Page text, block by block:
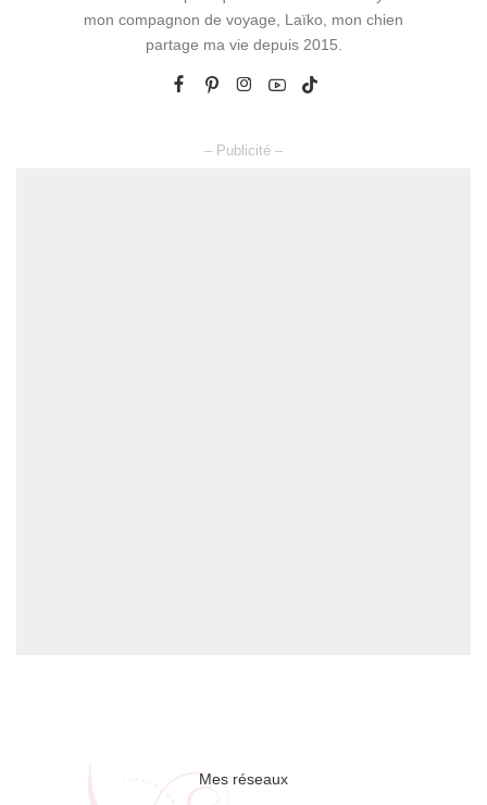
mon compagnon de voyage, Laïko, mon chien
partage ma vie depuis 2015.
– Publicité –
Mes réseaux